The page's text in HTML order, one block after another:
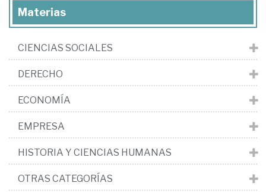
Materias
CIENCIAS SOCIALES
DERECHO
ECONOMÍA
EMPRESA
HISTORIA Y CIENCIAS HUMANAS
OTRAS CATEGORÍAS